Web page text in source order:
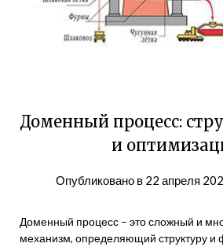
Доменный процесс:
и
Опубликовано в 22 апреля
Доменный процесс – это сложный и
механизм, определяющий структуру и